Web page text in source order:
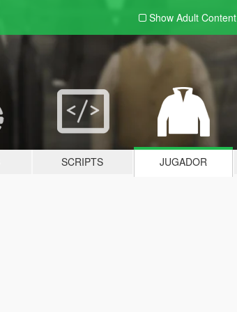
Show Adult Content
SCRIPTS JUGADOR